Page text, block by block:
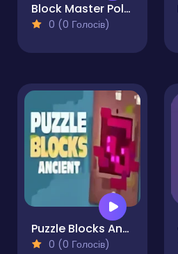
Block Master Polygonal Puzzle
0 (0 Голосів)
Puzzle Blocks Ancient
0 (0 Голосів)